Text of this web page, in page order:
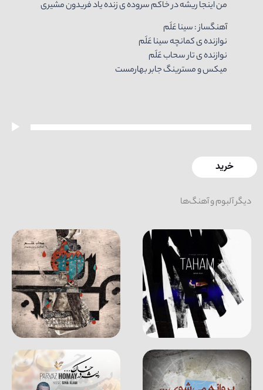
من اینجا ریشه در خاکم سروده ی زنده یاد فریدون مشیری
آهنگساز : سینا عَلَم
نوازنده ی کمانچه سینا عَلَم
نوازنده ی تار سحاب عَلَم
میکس و مسترینگ جابر بهارمست
پخش‌کننده
خرید
دیگر آلبوم و آهنگ‌ها